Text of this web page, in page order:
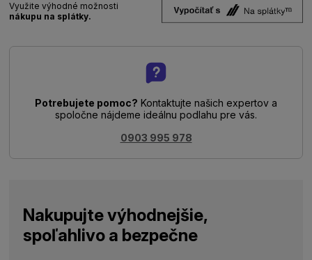
Využite výhodné možnosti
nákupu na splátky.
Potrebujete pomoc? Kontaktujte našich expertov a
spoločne nájdeme ideálnu podlahu pre vás.
0903 995 978
Nakupujte výhodnejšie,
spoľahlivo a bezpečne